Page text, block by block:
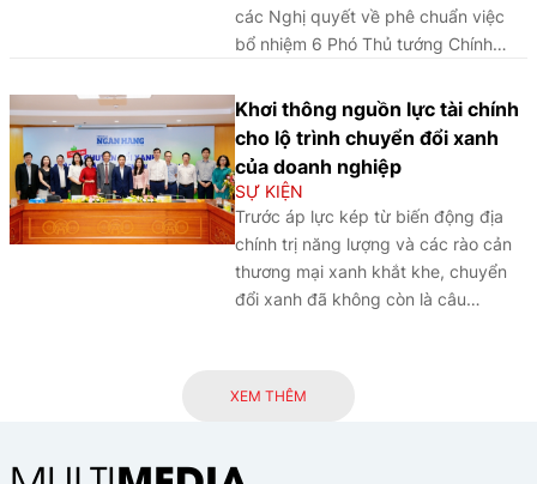
các Nghị quyết về phê chuẩn việc
bổ nhiệm 6 Phó Thủ tướng Chính
viên của Chính phủ nhiệm kỳ 2026 -
2031.
Khơi thông nguồn lực tài chính
cho lộ trình chuyển đổi xanh
của doanh nghiệp
SỰ KIỆN
Trước áp lực kép từ biến động địa
chính trị năng lượng và các rào cản
thương mại xanh khắt khe, chuyển
đổi xanh đã không còn là câu
do Thời báo Ngân hàng tổ chức
XEM THÊM